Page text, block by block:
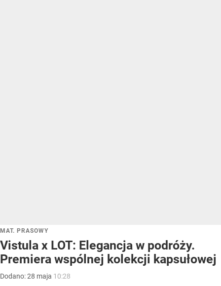
MAT. PRASOWY
Vistula x LOT: Elegancja w podróży.
Premiera wspólnej kolekcji kapsułowej
Dodano:28 maja 10:28